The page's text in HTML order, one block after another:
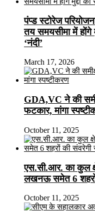
पंप्ड स्टोरेज
तय समयसीमा में होंगे
‘नंदी’
March 17, 2026
GDA,VC ने की
फटकार, मांगा
October 11, 2025
एस.सी.आर. का कुल
लखनऊ समेत 6
October 11, 2025